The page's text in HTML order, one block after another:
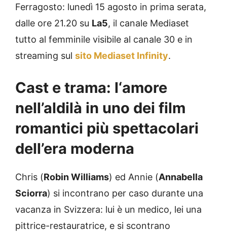
Ferragosto: lunedì 15 agosto in prima serata,
dalle ore 21.20 su La5, il canale Mediaset
tutto al femminile visibile al canale 30 e in
streaming sul sito Mediaset Infinity.
Cast e trama: l‘amore
nell’aldilà in uno dei film
romantici più spettacolari
dell’era moderna
Chris (Robin Williams) ed Annie (Annabella
Sciorra) si incontrano per caso durante una
vacanza in Svizzera: lui è un medico, lei una
pittrice-restauratrice, e si scontrano